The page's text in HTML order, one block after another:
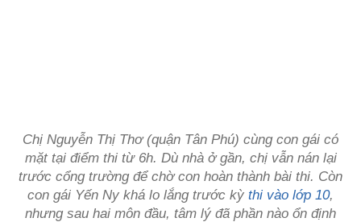
Chị Nguyễn Thị Thơ (quận Tân Phú) cùng con gái có
mặt tại điểm thi từ 6h. Dù nhà ở gần, chị vẫn nán lại
trước cổng trường để chờ con hoàn thành bài thi. Còn
con gái Yến Ny khá lo lắng trước kỳ thi vào lớp 10,
nhưng sau hai môn đầu, tâm lý đã phần nào ổn định